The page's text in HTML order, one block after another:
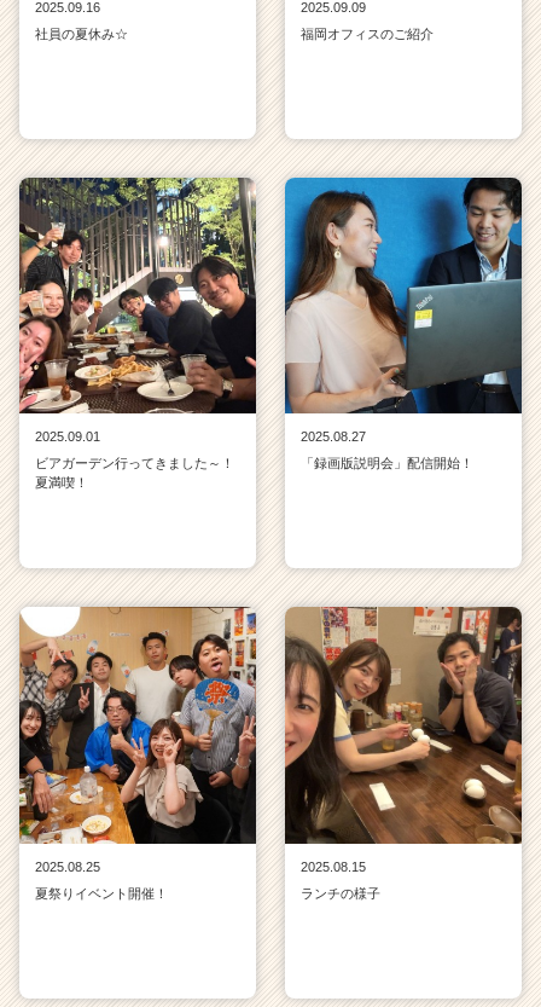
2025.09.16
社員の夏休み☆
2025.09.09
福岡オフィスのご紹介
2025.09.01
ビアガーデン行ってきました～！
夏満喫！
2025.08.27
「録画版説明会」配信開始！
2025.08.25
夏祭りイベント開催！
2025.08.15
ランチの様子